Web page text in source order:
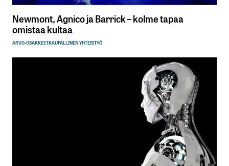
Newmont, Agnico ja Barrick – kolme tapaa
omistaa kultaa
ARVO-OSAKKEETKAUPALLINEN YHTEISTYÖ